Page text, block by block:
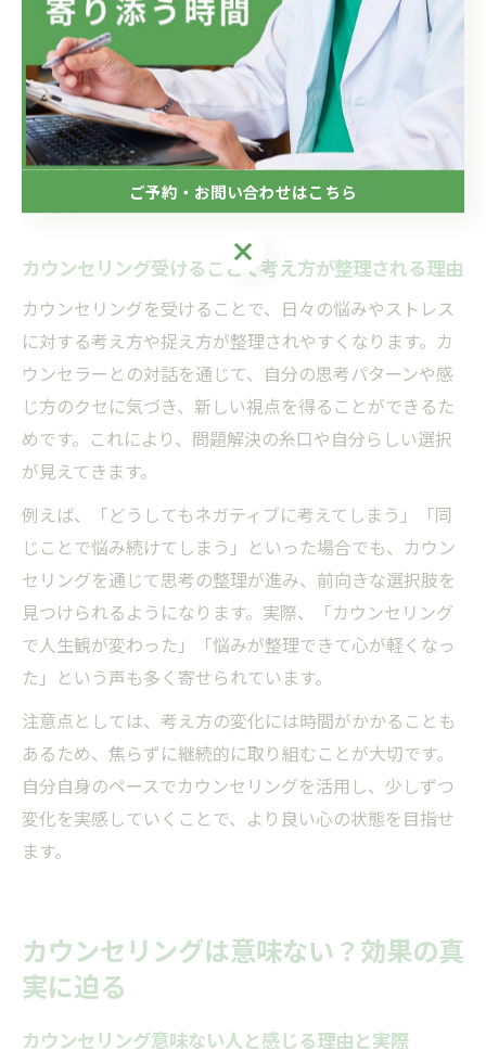
感も高まりやすいのが特徴です。
注意点として、カウンセリングの効果を十分に感じるた
めには、信頼できるカウンセラーを選び、自分が安心で
きるペースで進めることが大切です。初めての方は不安
を感じやすいですが、まずは一歩踏み出してみることが
心の安定につながります。
カウンセリング受けることで考え方が整理される理由
カウンセリングを受けることで、日々の悩みやストレス
に対する考え方や捉え方が整理されやすくなります。カ
ウンセラーとの対話を通じて、自分の思考パターンや感
じ方のクセに気づき、新しい視点を得ることができるた
めです。これにより、問題解決の糸口や自分らしい選択
が見えてきます。
例えば、「どうしてもネガティブに考えてしまう」「同
じことで悩み続けてしまう」といった場合でも、カウン
セリングを通じて思考の整理が進み、前向きな選択肢を
見つけられるようになります。実際、「カウンセリング
で人生観が変わった」「悩みが整理できて心が軽くなっ
た」という声も多く寄せられています。
注意点としては、考え方の変化には時間がかかることも
あるため、焦らずに継続的に取り組むことが大切です。
自分自身のペースでカウンセリングを活用し、少しずつ
変化を実感していくことで、より良い心の状態を目指せ
ます。
カウンセリングは意味ない？効果の真
実に迫る
カウンセリング意味ない人と感じる理由と実際
ご予約・お問い合わせはこちら
ご予約・お問い合わせはこちら